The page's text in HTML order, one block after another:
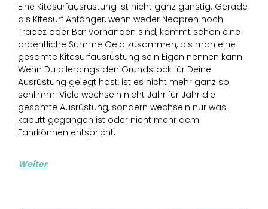
Eine Kitesurfausrüstung ist nicht ganz günstig. Gerade
als Kitesurf Anfänger, wenn weder Neopren noch
Trapez oder Bar vorhanden sind, kommt schon eine
ordentliche Summe Geld zusammen, bis man eine
gesamte Kitesurfausrüstung sein Eigen nennen kann.
Wenn Du allerdings den Grundstock für Deine
Ausrüstung gelegt hast, ist es nicht mehr ganz so
schlimm. Viele wechseln nicht Jahr für Jahr die
gesamte Ausrüstung, sondern wechseln nur was
kaputt gegangen ist oder nicht mehr dem
Fahrkönnen entspricht.
Weiter